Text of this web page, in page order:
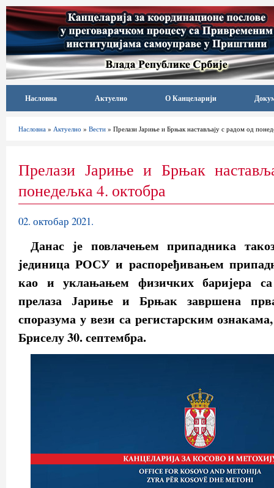
Насловна Актуелно О Канцеларији
Насловна » Актуелно » Вести » Прелази Јариње и Брњак настављају с радом од
Прелази Јариње и Брњак
понедељка 4. октобра
02. октобар 2021.
Данас је повлачењем припадника
јединица РОСУ и распоређивањем
као и уклањањем физичких баријера са
прелаза Јариње и Брњак завршена
споразума у вези са регистарским
Бриселу 30. септембра.